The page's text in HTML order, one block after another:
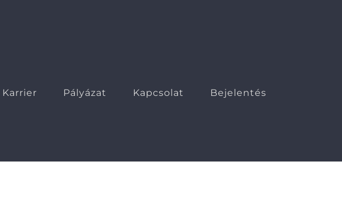
Karrier Pályázat Kapcsolat Bejelentés